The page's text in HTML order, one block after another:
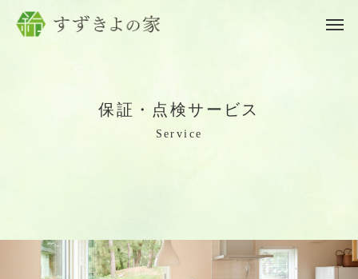
保証 ・ 点 検サ ー ビ ス
Servi ce